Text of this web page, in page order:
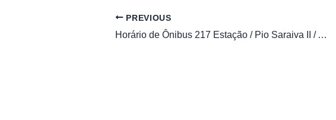
PREVIOUS
Horário de Ônibus 217 Estação / Pio Saraiva II / Antônio Bezerra